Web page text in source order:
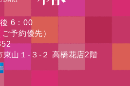
6：00
予約優先）
山１-３-２ 高橋花店2階